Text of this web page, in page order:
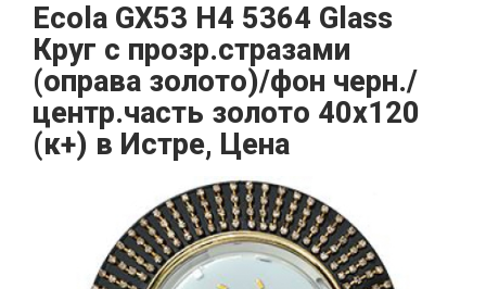
Ecola GX53 H4 5364 Glass
Круг с прозр.стразами
(оправа золото)/фон черн./
центр.часть золото 40x120
(к+) в Истре, Цена